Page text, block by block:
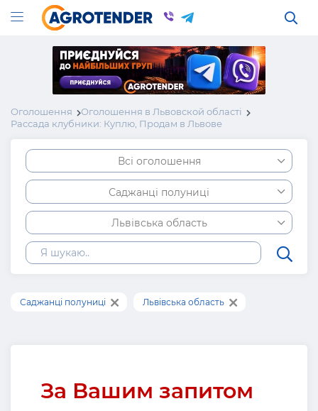
Оголошення
Оголошення в Львовской області
Рассада клубники: Куплю, Продам в Львове
Всі оголошення
Саджанці полуниці
Львівська область
Саджанці полуниці Львівська область
За Вашим запитом